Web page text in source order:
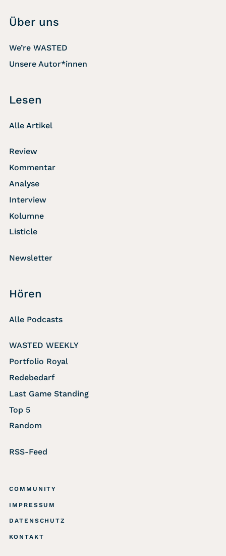
Über uns
We’re WASTED
Unsere Autor*innen
Lesen
Alle Artikel
Review
Kommentar
Analyse
Interview
Kolumne
Listicle
Newsletter
Hören
Alle Podcasts
WASTED WEEKLY
Portfolio Royal
Redebedarf
Last Game Standing
Top 5
Random
RSS-Feed
COMMUNITY
IMPRESSUM
DATENSCHUTZ
KONTAKT